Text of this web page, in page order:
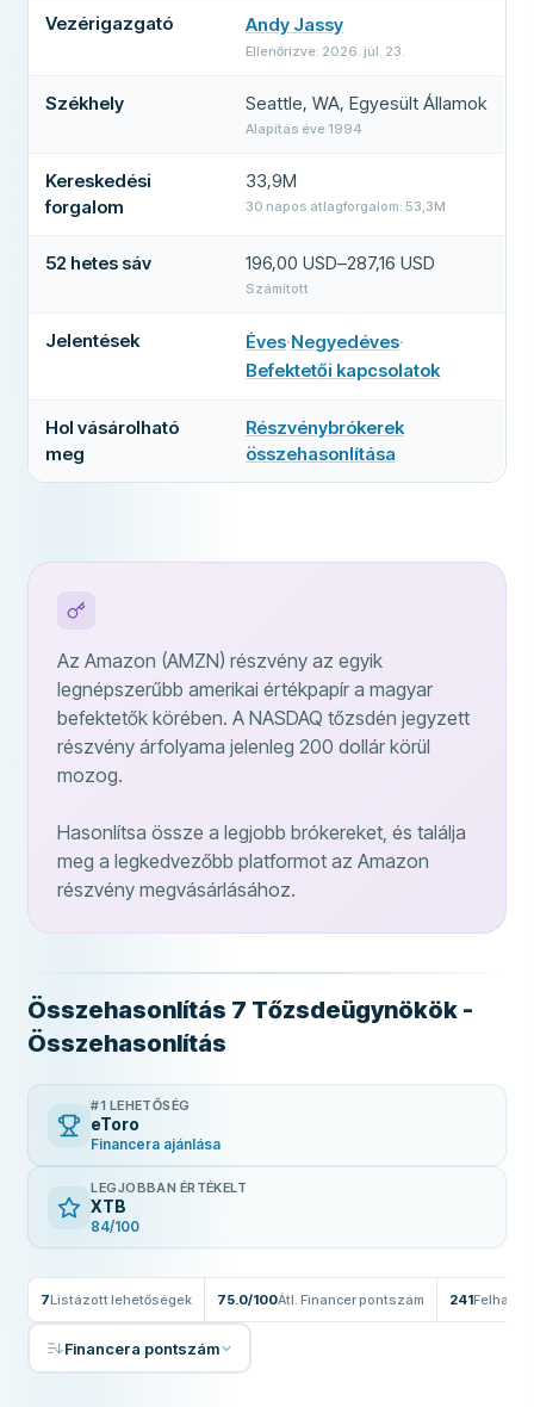
Vezérigazgató Andy Jassy
(új lapon nyílik meg
Ellenőrizve: 2026. júl. 23.
Székhely Seattle, WA, Egyesült Államok
Alapítás éve 1994
Kereskedési
forgalom
33,9M
30 napos átlagforgalom: 53,3M
52 hetes sáv 196,00 USD–287,16 USD
Számított
Jelentések Éves
(új lapon nyílik meg
·Negyedéves
(új lapon nyílik meg
·
Befektetői kapcsolatok
(új lapon nyílik meg)
Hol vásárolható
meg
Részvénybrókerek
összehasonlítása
Az Amazon (AMZN) részvény az egyik
legnépszerűbb amerikai értékpapír a magyar
befektetők körében. A NASDAQ tőzsdén jegyzett
részvény árfolyama jelenleg 200 dollár körül
mozog.
Hasonlítsa össze a legjobb brókereket, és találja
meg a legkedvezőbb platformot az Amazon
részvény megvásárlásához.
Összehasonlítás 7 Tőzsdeügynökök -
Összehasonlítás
#1 LEHETŐSÉG
eToro
Financera ajánlása
LEGJOBBAN ÉRTÉKELT
XTB
84/100
7Listázott lehetőségek 75.0/100Átl. Financer pontszám 241
Financera pontszám